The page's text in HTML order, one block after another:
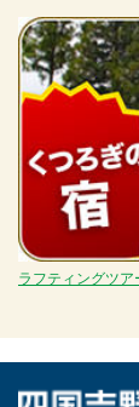
ラフティングツ